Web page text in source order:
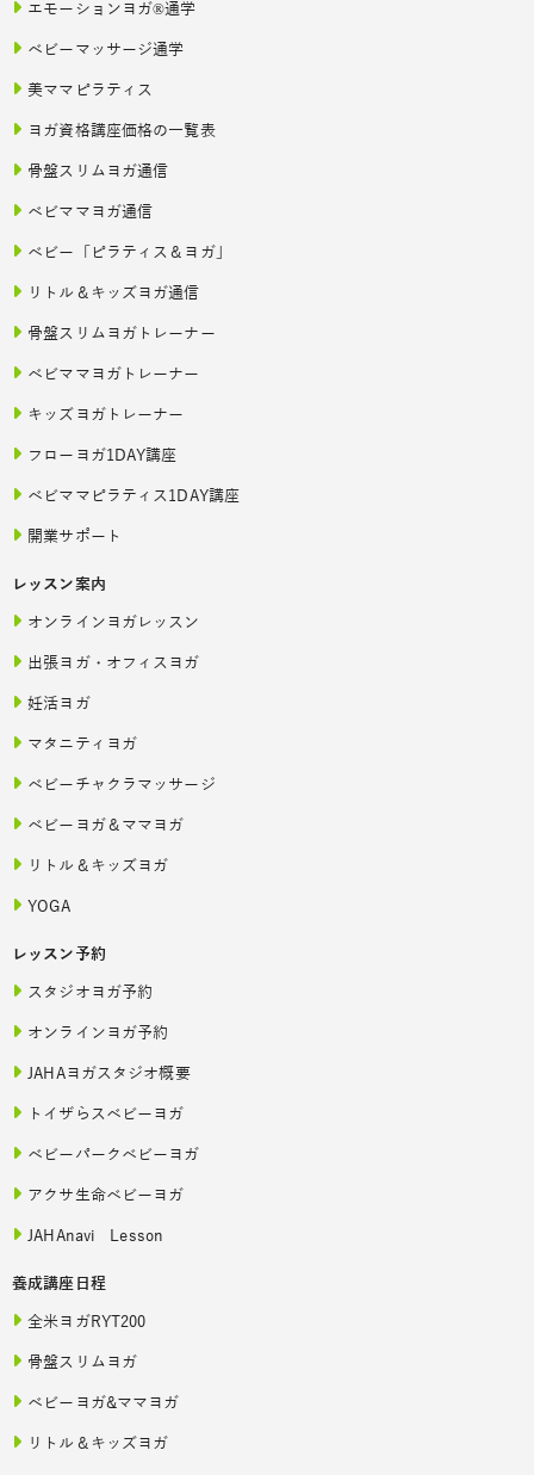
エモーションヨガ®通学
ベビーマッサージ通学
美ママピラティス
ヨガ資格講座価格の一覧表
骨盤スリムヨガ通信
ベビママヨガ通信
ベビー「ピラティス＆ヨガ」
リトル＆キッズヨガ通信
骨盤スリムヨガトレーナー
ベビママヨガトレーナー
キッズヨガトレーナー
フローヨガ1DAY講座
ベビママピラティス1DAY講座
開業サポート
レッスン案内
オンラインヨガレッスン
出張ヨガ・オフィスヨガ
妊活ヨガ
マタニティヨガ
ベビーチャクラマッサージ
ベビーヨガ＆ママヨガ
リトル＆キッズヨガ
YOGA
レッスン予約
スタジオヨガ予約
オンラインヨガ予約
JAHAヨガスタジオ概要
トイザらスベビーヨガ
ベビーパークベビーヨガ
アクサ生命ベビーヨガ
JAHAnavi Lesson
養成講座日程
全米ヨガRYT200
骨盤スリムヨガ
ベビーヨガ&ママヨガ
リトル＆キッズヨガ